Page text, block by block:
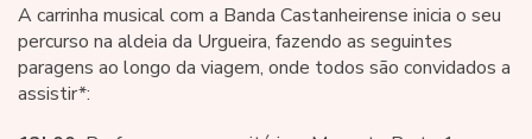
A carrinha musical com a Banda Castanheirense inicia o seu
percurso na aldeia da Urgueira, fazendo as seguintes
paragens ao longo da viagem, onde todos são convidados a
assistir*: